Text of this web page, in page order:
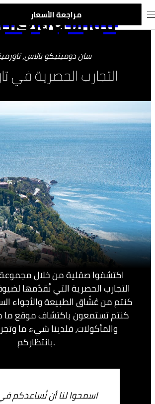
الانتقال
فورسيزونز
مراجعة الأسعار
سان دومينيكو بالاس،
التجارب الحصرية في
اكتشفوا صقلية من خلال
التجارب الحصرية التي نُقدّمها
كنتم من عُشّاق الطبيعة والأجواء
كنتم تستمعون باكتشاف موقع ما
والمأكولات، فلدينا شيء ما
بانتظاركم.
اسمحوا لنا أن نُساعدكم